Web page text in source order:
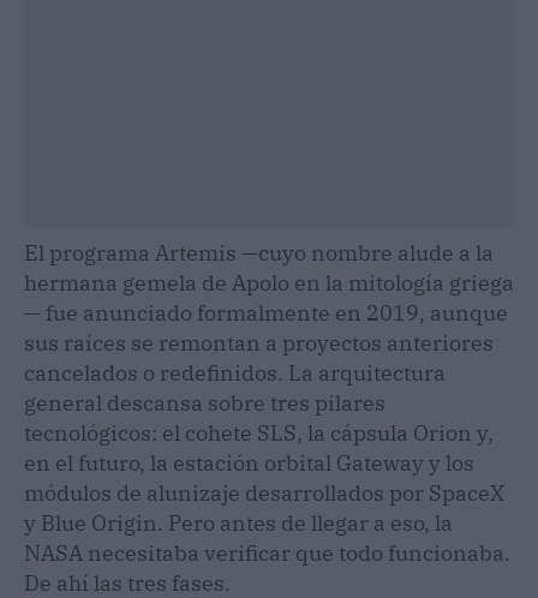
El programa Artemis —cuyo nombre alude a la
hermana gemela de Apolo en la mitología griega
— fue anunciado formalmente en 2019, aunque
sus raíces se remontan a proyectos anteriores
cancelados o redefinidos. La arquitectura
general descansa sobre tres pilares
tecnológicos: el cohete SLS, la cápsula Orion y,
en el futuro, la estación orbital Gateway y los
módulos de alunizaje desarrollados por SpaceX
y Blue Origin. Pero antes de llegar a eso, la
NASA necesitaba verificar que todo funcionaba.
De ahí las tres fases.